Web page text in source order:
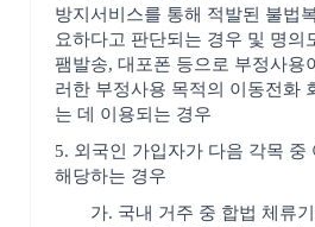
방지서비스를 통해 적발된 불법
요하다고 판단되는 경우 및 명의
팸발송, 대포폰 등으로 부정사용
러한 부정사용 목적의 이동전화
는 데 이용되는 경우
5. 외국인 가입자가 다음 각목 중
해당하는 경우
가. 국내 거주 중 합법 체류